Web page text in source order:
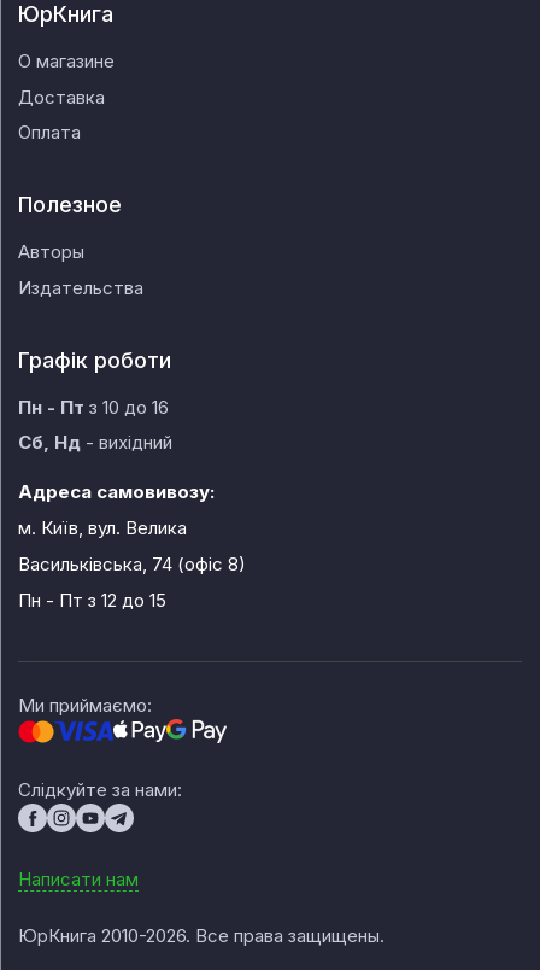
ЮрКнига
О магазине
Доставка
Оплата
Полезное
Авторы
Издательства
Графік роботи
Пн - Пт з 10 до 16
Сб, Нд - вихідний
Адреса самовивозу:
м. Київ, вул. Велика
Васильківська, 74 (офіс 8)
Пн - Пт з 12 до 15
Ми приймаємо:
Слідкуйте за нами:
Написати нам
ЮрКнига 2010-2026. Все права защищены.